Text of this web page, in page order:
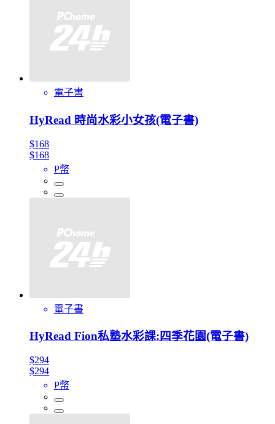
電子書
HyRead 時尚水彩小女孩(電子書)
$168
$168
P幣
電子書
HyRead Fion私塾水彩課:四季花園(電子書)
$294
$294
P幣